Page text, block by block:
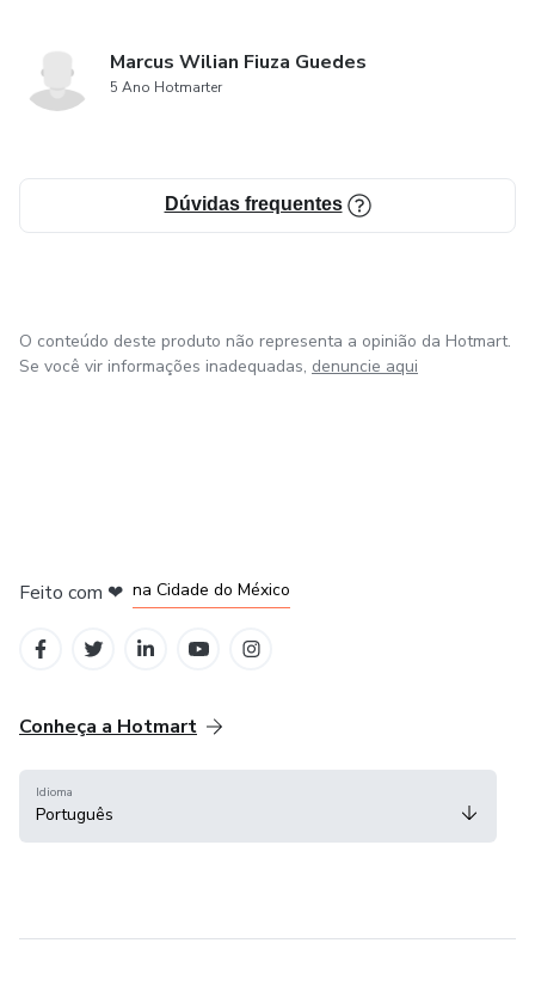
integralmente abatido caso você decida seguir para a
implantação completa da BIOS.
Marcus Wilian Fiuza Guedes
5 Ano Hotmarter
Dúvidas frequentes
O conteúdo deste produto não representa a opinião da Hotmart.
Se você vir informações inadequadas, denuncie aqui
Feito com ❤ na Cidade do México
Conheça a Hotmart
Idioma
Português